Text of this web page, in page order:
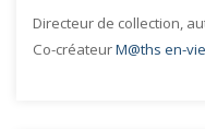
Directeur de collection,
Co-créateurM@ths en-vie